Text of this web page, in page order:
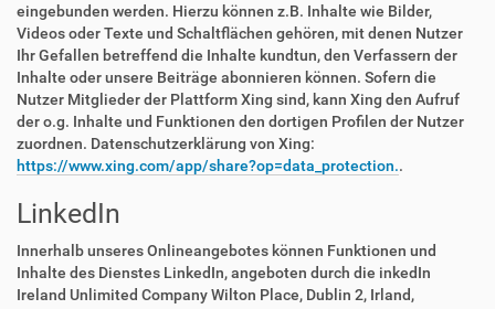
eingebunden werden. Hierzu können z.B. Inhalte wie Bilder,
Videos oder Texte und Schaltflächen gehören, mit denen Nutzer
Ihr Gefallen betreffend die Inhalte kundtun, den Verfassern der
Inhalte oder unsere Beiträge abonnieren können. Sofern die
Nutzer Mitglieder der Plattform Xing sind, kann Xing den Aufruf
der o.g. Inhalte und Funktionen den dortigen Profilen der Nutzer
zuordnen. Datenschutzerklärung von Xing:
https://www.xing.com/app/share?op=data_protection..
LinkedIn
Innerhalb unseres Onlineangebotes können Funktionen und
Inhalte des Dienstes LinkedIn, angeboten durch die inkedIn
Ireland Unlimited Company Wilton Place, Dublin 2, Irland,